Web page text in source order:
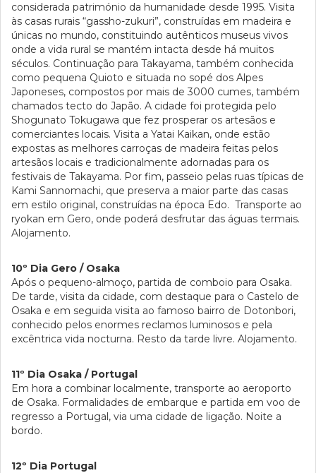
considerada património da humanidade desde 1995. Visita
às casas rurais “gassho-zukuri”, construídas em madeira e
únicas no mundo, constituindo autênticos museus vivos
onde a vida rural se mantém intacta desde há muitos
séculos. Continuação para Takayama, também conhecida
como pequena Quioto e situada no sopé dos Alpes
Japoneses, compostos por mais de 3000 cumes, também
chamados tecto do Japão. A cidade foi protegida pelo
Shogunato Tokugawa que fez prosperar os artesãos e
comerciantes locais. Visita a Yatai Kaikan, onde estão
expostas as melhores carroças de madeira feitas pelos
artesãos locais e tradicionalmente adornadas para os
festivais de Takayama. Por fim, passeio pelas ruas típicas de
Kami Sannomachi, que preserva a maior parte das casas
em estilo original, construídas na época Edo. Transporte ao
ryokan em Gero, onde poderá desfrutar das águas termais.
Alojamento.
10º Dia Gero / Osaka
Após o pequeno-almoço, partida de comboio para Osaka.
De tarde, visita da cidade, com destaque para o Castelo de
Osaka e em seguida visita ao famoso bairro de Dotonbori,
conhecido pelos enormes reclamos luminosos e pela
excêntrica vida nocturna. Resto da tarde livre. Alojamento.
11º Dia Osaka / Portugal
Em hora a combinar localmente, transporte ao aeroporto
de Osaka. Formalidades de embarque e partida em voo de
regresso a Portugal, via uma cidade de ligação. Noite a
bordo.
12º Dia Portugal